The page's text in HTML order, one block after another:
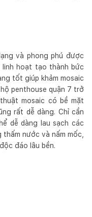
và phong phú được
linh hoạt tạo thành bức
tốt giúp khảm mosaic
penthouse quận 7 trở
mosaic có bề mặt
rất dễ dàng. Chỉ cần
dễ dàng lau sạch các
nước và nấm mốc,
đáo lâu bền.